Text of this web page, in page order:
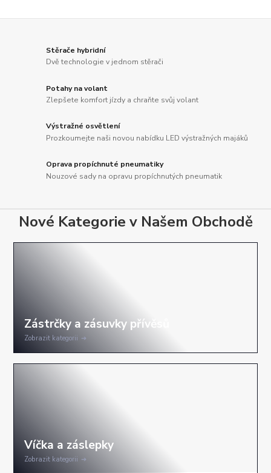
Stěrače hybridní
Dvě technologie v jednom stěrači
Potahy na volant
Zlepšete komfort jízdy a chraňte svůj volant
Výstražné osvětlení
Prozkoumejte naši novou nabídku LED výstražných majáků
Oprava propíchnuté pneumatiky
Nouzové sady na opravu propíchnutých pneumatik
Nové Kategorie v Našem Obchodě
Zobrazit kategorii
Zobrazit kategorii